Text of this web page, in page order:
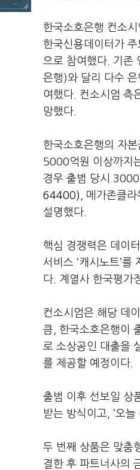
한국소호은행 컨소
한국신용데이터가
으로 참여했다. 기존
은행)와 달리 다수
여했다. 컨소시엄 측
망했다.
한국소호은행의 자
5000억원 이상까지
경우 출범 당시
64400)
, 메가존클
설명했다.
핵심 경쟁력은 데이
서비스 ‘캐시노트’
다. 계열사 한국평가
컨소시엄은 해당 데
큼, 한국소호은행이
로 소상공인 대출을
를 제공할 예정이다.
출범 이후 선보일 상
받는 방식이고, ‘오
두 번째 상품은 맞춤
결한 후 파트너사의